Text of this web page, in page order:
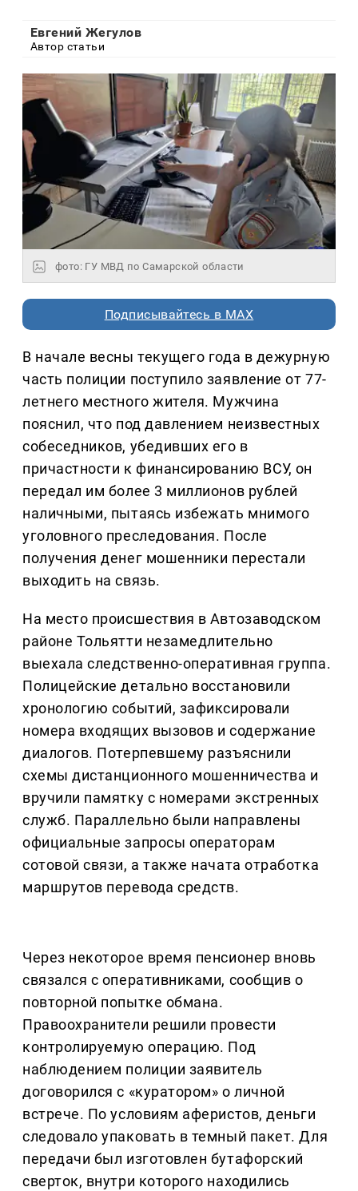
Евгений Жегулов
Автор статьи
фото: ГУ МВД по Самарской области
Подписывайтесь в MAX
В начале весны текущего года в дежурную
часть полиции поступило заявление от 77-
летнего местного жителя. Мужчина
пояснил, что под давлением неизвестных
собеседников, убедивших его в
причастности к финансированию ВСУ, он
передал им более 3 миллионов рублей
наличными, пытаясь избежать мнимого
уголовного преследования. После
получения денег мошенники перестали
выходить на связь.
На место происшествия в Автозаводском
районе Тольятти незамедлительно
выехала следственно-оперативная группа.
Полицейские детально восстановили
хронологию событий, зафиксировали
номера входящих вызовов и содержание
диалогов. Потерпевшему разъяснили
схемы дистанционного мошенничества и
вручили памятку с номерами экстренных
служб. Параллельно были направлены
официальные запросы операторам
сотовой связи, а также начата отработка
маршрутов перевода средств.
Через некоторое время пенсионер вновь
связался с оперативниками, сообщив о
повторной попытке обмана.
Правоохранители решили провести
контролируемую операцию. Под
наблюдением полиции заявитель
договорился с «куратором» о личной
встрече. По условиям аферистов, деньги
следовало упаковать в темный пакет. Для
передачи был изготовлен бутафорский
сверток, внутри которого находились